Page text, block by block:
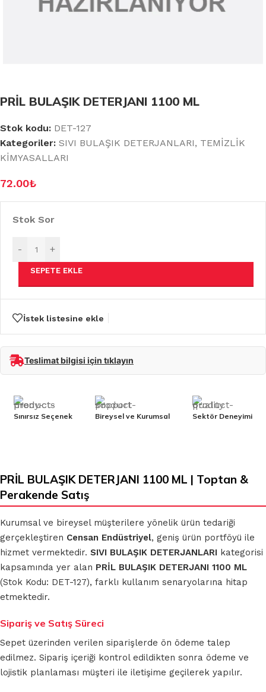
PRİL BULAŞIK DETERJANI 1100 ML
Stok kodu: DET-127
Kategoriler: SIVI BULAŞIK DETERJANLARI, TEMİZLİK
KİMYASALLARI
72.00₺
Stok Sor
- +
SEPETE EKLE
İstek listesine ekle
Teslimat bilgisi için tıklayın
Sınırsız Seçenek Bireysel ve Kurumsal Sektör Deneyimi
PRİL BULAŞIK DETERJANI 1100 ML | Toptan &
Perakende Satış
Kurumsal ve bireysel müşterilere yönelik ürün tedariği
gerçekleştiren Censan Endüstriyel, geniş ürün portföyü ile
hizmet vermektedir. SIVI BULAŞIK DETERJANLARI kategorisi
kapsamında yer alan PRİL BULAŞIK DETERJANI 1100 ML
(Stok Kodu: DET-127), farklı kullanım senaryolarına hitap
etmektedir.
Sipariş ve Satış Süreci
Sepet üzerinden verilen siparişlerde ön ödeme talep
edilmez. Sipariş içeriği kontrol edildikten sonra ödeme ve
lojistik planlaması müşteri ile iletişime geçilerek yapılır.